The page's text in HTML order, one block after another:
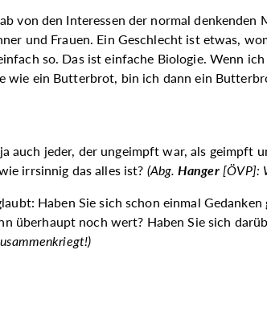
von den Interessen der normal
und Frauen. Ein Geschlecht ist etwas,
so. Das ist einfache Biologie. Wenn
wie ein Butterbrot, bin ich dann ein
auch jeder, der ungeimpft war, als
irrsinnig das alles ist? (Abg.Hanger [ÖVP]:
Haben Sie sich schon einmal
überhaupt noch wert? Haben Sie sich